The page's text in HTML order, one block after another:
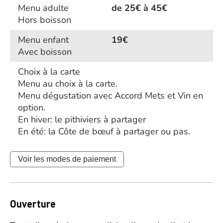
Menu adulte
de 25€ à 45€
Hors boisson
Menu enfant
19€
Avec boisson
Choix à la carte
Menu au choix à la carte.
Menu dégustation avec Accord Mets et Vin en
option.
En hiver: le pithiviers à partager
En été: la Côte de bœuf à partager ou pas.
Voir les modes de paiement
Ouverture